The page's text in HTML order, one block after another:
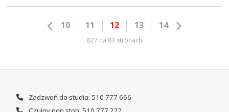
10 11 12 13 14
827 na 83 stronach
Zadzwoń do studia: 510 777 666